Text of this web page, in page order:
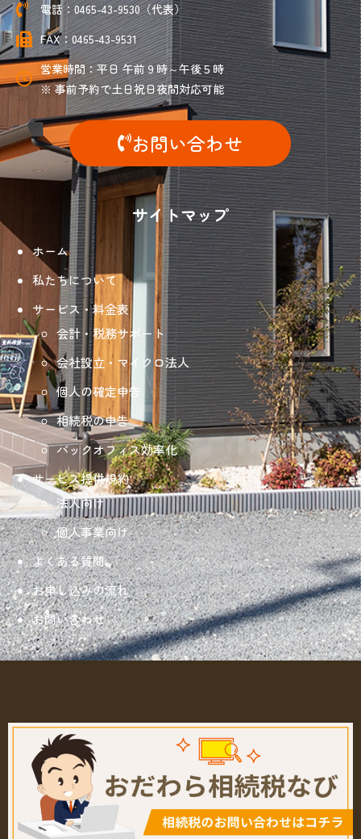
電話：0465-43-9530（代表）
FAX：0465-43-9531
営業時間：平日 午前９時～午後５時
※ 事前予約で土日祝日夜間対応可能
お問い合わせ
サイトマップ
ホーム
私たちについて
サービス・料金表
会計・税務サポート
会社設立・マイクロ法人
個人の確定申告
相続税の申告
バックオフィス効率化
サービス提供規約
法人向け
個人事業向け
よくある質問
お申し込みの流れ
お問い合わせ